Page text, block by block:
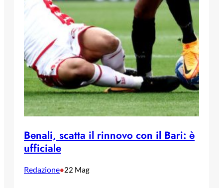
Benali, scatta il rinnovo con il Bari: è
ufficiale
Redazione•22 Mag